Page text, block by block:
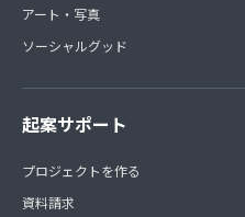
アート・写真
ソーシャルグッド
起案サポート
プロジェクトを作る
資料請求